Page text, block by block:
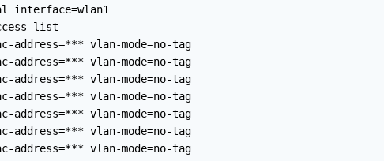
interface=wlan1
list
address=*** vlan-mode=no-tag
address=*** vlan-mode=no-tag
address=*** vlan-mode=no-tag
address=*** vlan-mode=no-tag
address=*** vlan-mode=no-tag
address=*** vlan-mode=no-tag
address=*** vlan-mode=no-tag